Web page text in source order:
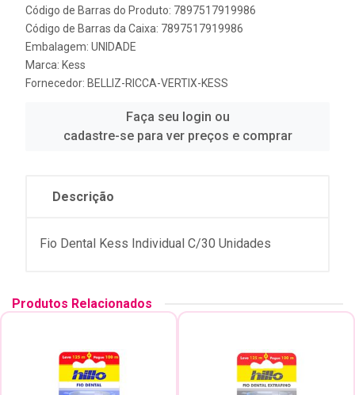
Código de Barras do Produto: 7897517919986
Código de Barras da Caixa: 7897517919986
Embalagem: UNIDADE
Marca: Kess
Fornecedor: BELLIZ-RICCA-VERTIX-KESS
Faça seu login ou
cadastre-se para ver preços e comprar
Descrição
Fio Dental Kess Individual C/30 Unidades
Produtos Relacionados